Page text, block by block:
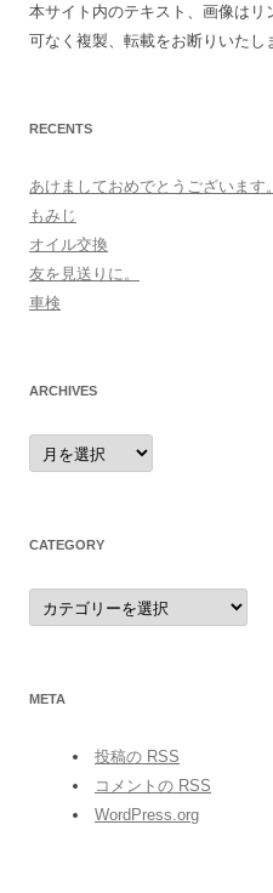
本サイト内のテキスト、画像は
可なく複製、転載をお断りいたし
RECENTS
あけましておめでとうございます。
もみじ
オイル交換
友を見送りに。
車検
ARCHIVES
archives
CATEGORY
category
META
投稿の RSS
コメントの RSS
WordPress.org